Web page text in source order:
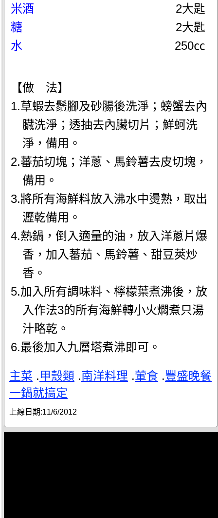
米酒
2大匙
糖
2大匙
水
250㏄
【做 法】
1.草蝦去鬚腳及砂腸後洗淨；螃蟹去內
臟洗淨；透抽去內臟切片；鮮蚵洗
淨，備用。
2.蕃茄切塊；洋蔥、馬鈴薯去皮切塊，
備用。
3.將所有海鮮料放入沸水中燙熟，取出
瀝乾備用。
4.熱鍋，倒入適量的油，放入洋蔥片爆
香，加入蕃茄、馬鈴薯、甜豆莢炒
香。
5.加入所有調味料、檸檬葉煮沸後，放
入作法3的所有海鮮轉小火燜煮只湯
汁略乾。
6.最後加入九層塔煮沸即可。
主菜 .甲殼類 .南洋料理 .葷食 .豐盛晚餐
一鍋就搞定
上線日期:11/6/2012